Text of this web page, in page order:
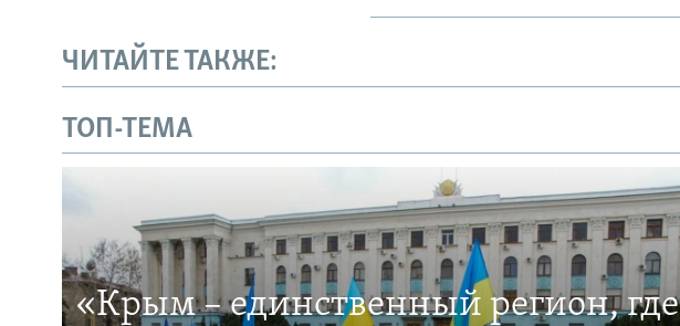
ЧИТАЙТЕ ТАКЖЕ:
ТОП-ТЕМА
«Крым – единственный регион, где